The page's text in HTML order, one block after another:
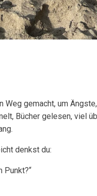
gemacht, um
Bücher gelesen, viel
denkst du:
Punkt?“